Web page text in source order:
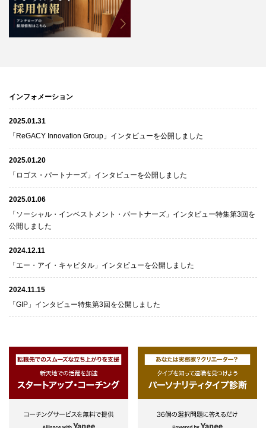
インフォメーション
2025.01.31
「ReGACY Innovation Group」インタビューを公開しました
2025.01.20
「ロゴス・パートナーズ」インタビューを公開しました
2025.01.06
「ソーシャル・インベストメント・パートナーズ」インタビュー特集第3回を
公開しました
2024.12.11
「エー・アイ・キャピタル」インタビューを公開しました
2024.11.15
「GIP」インタビュー特集第3回を公開しました